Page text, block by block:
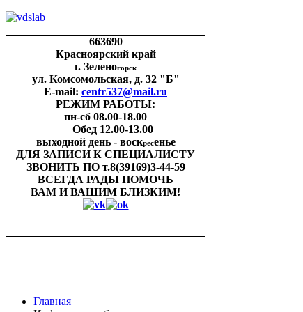
663690
Красноярский край
г. Зеленогорск
ул. Комсомольская, д. 32 "Б"
E-mail: centr537@mail.ru
РЕЖИМ РАБОТЫ:
пн-cб 08.00-18.00
Обед 12.00-13.00
выходной день - воскресенье
ДЛЯ ЗАПИСИК СПЕЦИАЛИСТУ
ЗВОНИТЬ ПО т.8(39169)3-44-59
ВСЕГДА РАДЫ ПОМОЧЬ
ВАМ И ВАШИМ БЛИЗКИМ!
Главная